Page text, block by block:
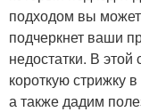
подходом вы
подчеркнет ваши
недостатки. В
короткую стрижку
а также дадим